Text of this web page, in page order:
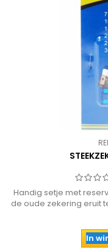
Handig setje met
de oude zekering eruit
Voorkom onnodige
In